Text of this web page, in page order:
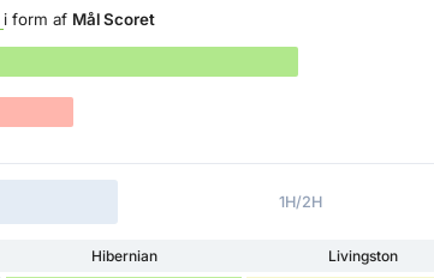
i form af Mål Scoret
1H/2H
Hibernian
Livingston